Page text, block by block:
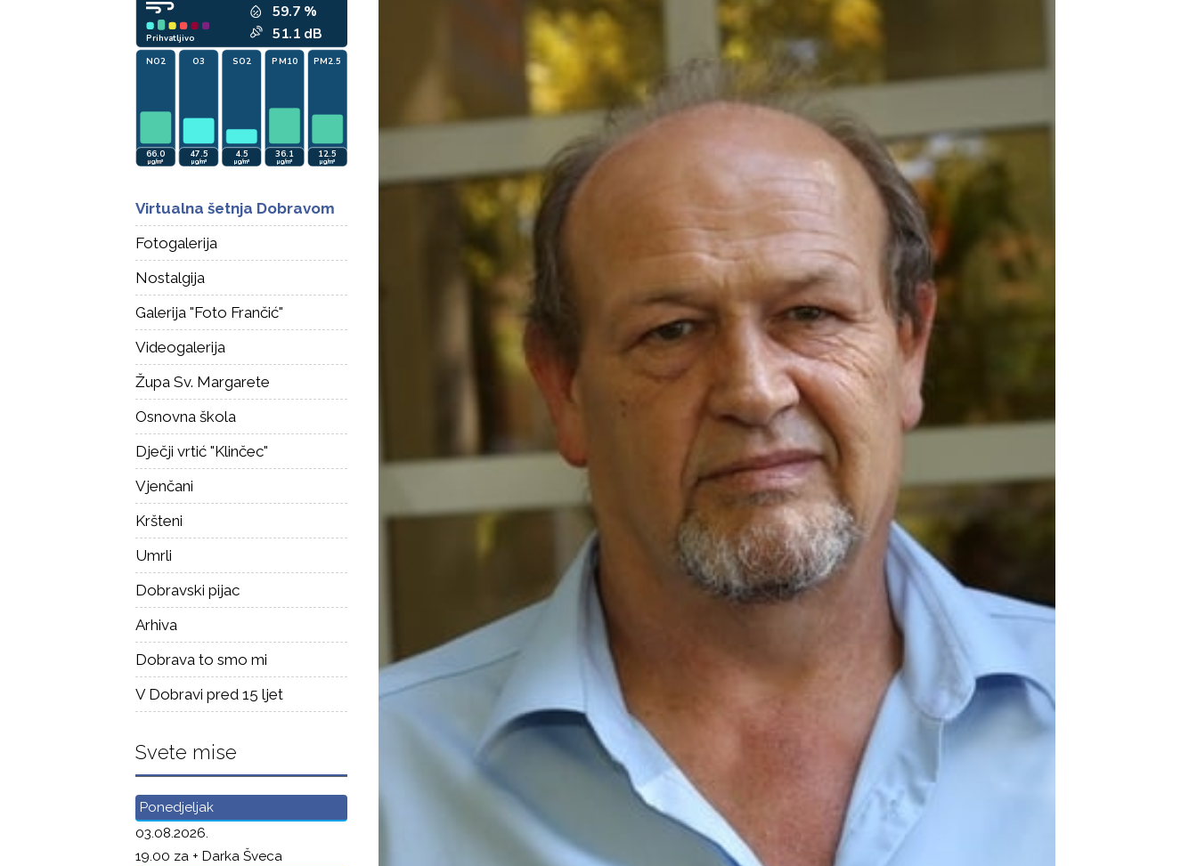
Virtualna šetnja Dobravom
Fotogalerija
Nostalgija
Galerija "Foto Frančić"
Videogalerija
Župa Sv. Margarete
Osnovna škola
Dječji vrtić "Klinčec"
Vjenčani
Kršteni
Umrli
Dobravski pijac
Arhiva
Dobrava to smo mi
V Dobravi pred 15 ljet
Svete mise
Ponedjeljak
03.08.2026.
19.00 za + Darka Šveca